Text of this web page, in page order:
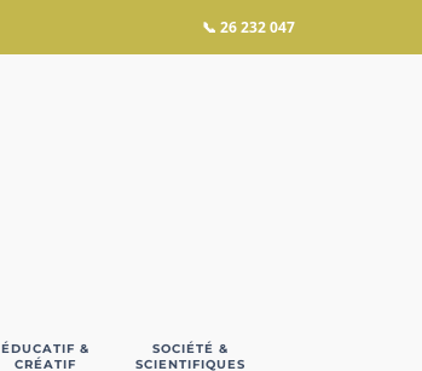
📞 26 232 047
ÉDUCATIF &
CRÉATIF
SOCIÉTÉ &
SCIENTIFIQUES